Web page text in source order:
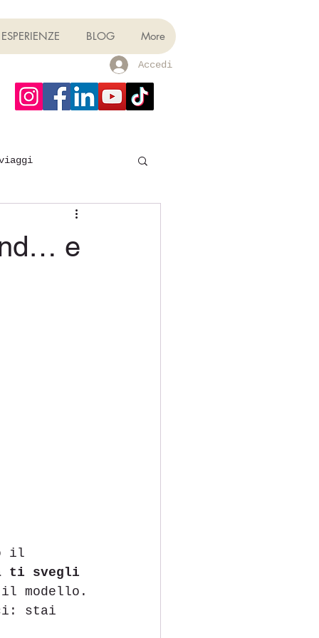
ESPERIENZE BLOG More
Accedi
e
il
ti svegli
modello.
stai